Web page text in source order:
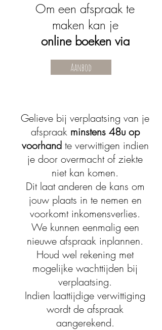
Om een afspraak te
maken kan je
online boeken via
Gelieve bij verplaatsing van je
afspraak minstens 48u op
voorhand te verwittigen indien
je door overmacht of ziekte
niet kan komen.
Dit laat anderen de kans om
jouw plaats in te nemen en
voorkomt inkomensverlies.
We kunnen eenmalig een
nieuwe afspraak inplannen.
Houd wel rekening met
mogelijke wachttijden bij
verplaatsing.
Indien laattijdige verwittiging
wordt de afspraak
aangerekend.
Aanbod